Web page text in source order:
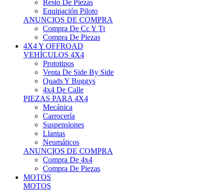
ANUNCIOS DE COMPRA
Compra De Cc Y Tt
Compra De Piezas
4X4 Y OFFROAD
VEHÍCULOS 4X4
Prototipos
Venta De Side By Side
Quads Y Buggys
4x4 De Calle
PIEZAS PARA 4X4
Mecánica
Carrocería
Suspensiones
Llantas
Neumáticos
ANUNCIOS DE COMPRA
Compra De 4x4
Compra De Piezas
MOTOS
MOTOS
Motos De Circuito